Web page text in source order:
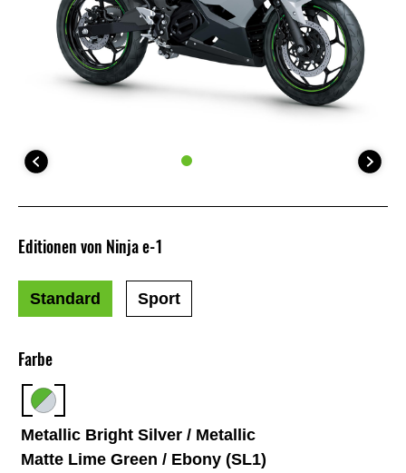
Farbe
Metallic Bright Silver / Metallic
Matte Lime Green / Ebony (SL1)
Editionen von Ninja e-1
Standard Sport